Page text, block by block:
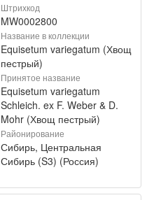
Штрихкод
MW0002800
Название в коллекции
Equisetum variegatum (Хвощ
пестрый)
Принятое название
Equisetum variegatum
Schleich. ex F. Weber & D.
Mohr (Хвощ пестрый)
Районирование
Сибирь, Центральная
Сибирь (S3) (Россия)